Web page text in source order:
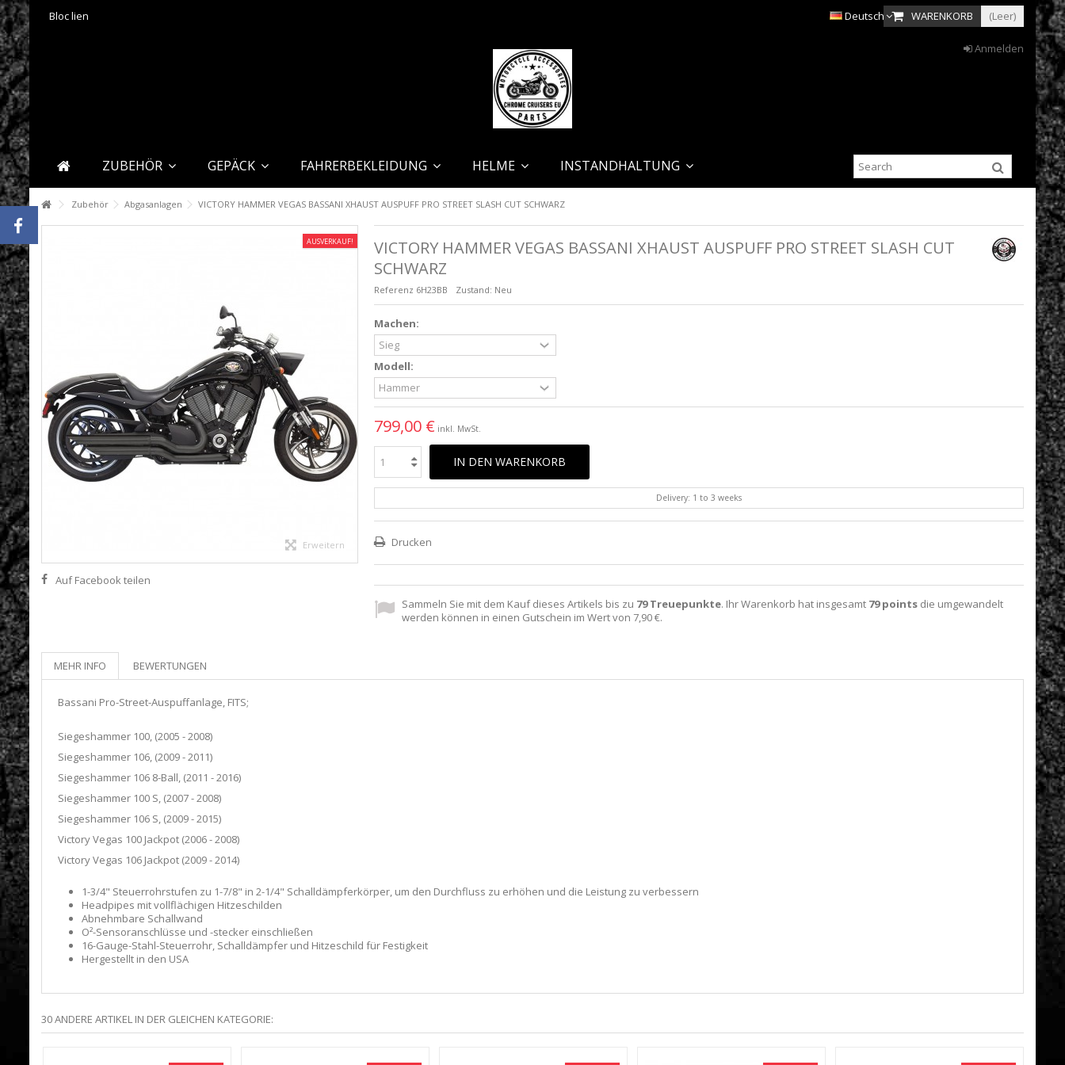
Deutsch
Bloc lien WARENKORB (Leer)
Anmelden
ZUBEHÖR GEPÄCK FAHRERBEKLEIDUNG HELME INSTANDHALTUNG
Zubehör Abgasanlagen VICTORY HAMMER VEGAS BASSANI XHAUST AUSPUFF PRO STREET SLASH CUT SCHWARZ
AUSVERKAUF!
Erweitern
Auf Facebook teilen
VICTORY HAMMER VEGAS BASSANI XHAUST AUSPUFF PRO STREET SLASH CUT
SCHWARZ
Referenz 6H23BB Zustand: Neu
Machen:
Modell:
799,00 € inkl. MwSt.
IN DEN WARENKORB
Delivery: 1 to 3 weeks
Drucken
Sammeln Sie mit dem Kauf dieses Artikels bis zu 79Treuepunkte. Ihr Warenkorb hat insgesamt 79pointsdie umgewandelt
werden können in einen Gutschein im Wert von 7,90 €.
MEHR INFO BEWERTUNGEN
Bassani Pro-Street-Auspuffanlage, FITS;
Siegeshammer 100, (2005 - 2008)
Siegeshammer 106, (2009 - 2011)
Siegeshammer 106 8-Ball, (2011 - 2016)
Siegeshammer 100 S, (2007 - 2008)
Siegeshammer 106 S, (2009 - 2015)
Victory Vegas 100 Jackpot (2006 - 2008)
Victory Vegas 106 Jackpot (2009 - 2014)
1-3/4" Steuerrohrstufen zu 1-7/8" in 2-1/4" Schalldämpferkörper, um den Durchfluss zu erhöhen und die Leistung zu verbessern
Headpipes mit vollflächigen Hitzeschilden
Abnehmbare Schallwand
O²-Sensoranschlüsse und -stecker einschließen
16-Gauge-Stahl-Steuerrohr, Schalldämpfer und Hitzeschild für Festigkeit
Hergestellt in den USA
30 ANDERE ARTIKEL IN DER GLEICHEN KATEGORIE: